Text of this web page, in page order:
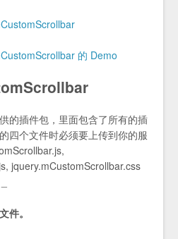
的 Demo
的插件包，里面包含了所有的插
四个文件时必须要上传到你的服
jquery.mCustomScrollbar.css
件。